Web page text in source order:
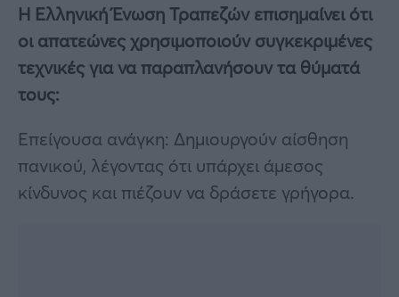
Η Ελληνική Ένωση Τραπεζών επισημαίνει ότι
οι απατεώνες χρησιμοποιούν συγκεκριμένες
τεχνικές για να παραπλανήσουν τα θύματά
τους:
Επείγουσα ανάγκη: Δημιουργούν αίσθηση
πανικού, λέγοντας ότι υπάρχει άμεσος
κίνδυνος και πιέζουν να δράσετε γρήγορα.